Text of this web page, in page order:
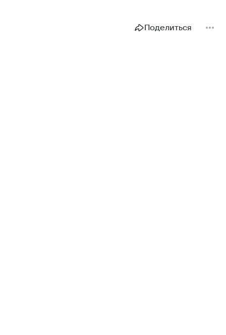
Поделиться